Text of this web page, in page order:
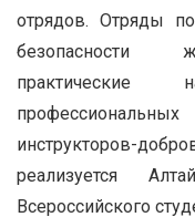
отрядов. Отряды
безопасности
инструкторов-
реализуется
Всероссийского